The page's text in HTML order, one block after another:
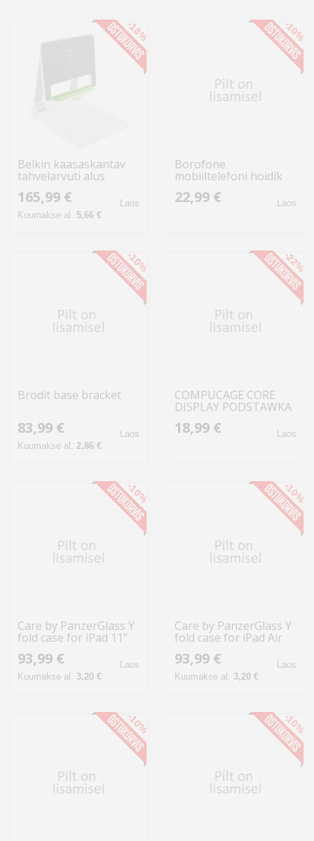
Belkin kaasaskantav
tahvelarvuti alus
165,99 €
Kuumakse al. 5,66 €
Laos
-18%
Borofone
mobiiltelefoni hoidik
valge
22,99 € Laos
-10%
Brodit base bracket
83,99 €
Kuumakse al. 2,86 €
Laos
-10%
COMPUCAGE CORE
DISPLAY PODSTAWKA
18,99 € Laos
-22%
Care by PanzerGlass Y
fold case for iPad 11"
93,99 €
Kuumakse al. 3,20 €
Laos
-10%
Care by PanzerGlass Y
fold case for iPad Air
iPad Air 11" 2024 (6th
gen.) - bl
93,99 €
Kuumakse al. 3,20 €
Laos
-10%
-10% -10%